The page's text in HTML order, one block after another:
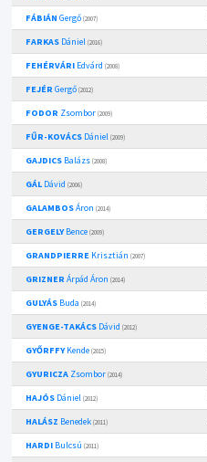
FÁBIÁN Gergő (2007)
FARKAS Dániel (2016)
FEHÉRVÁRIEdvárd (2008)
FEJÉR Gergő (2012)
FODOR Zsombor (2009)
FŰR-KOVÁCSDániel (2009)
GAJDICSBalázs (2008)
GÁLDávid (2006)
GALAMBOSÁron (2014)
GERGELYBence (2009)
GRANDPIERREKrisztián (2007)
GRIZNER Árpád Áron (2014)
GULYÁSBuda (2014)
GYENGE-TAKÁCSDávid (2012)
GYŐRFFYKende (2015)
GYURICZAZsombor (2014)
HAJÓSDániel (2012)
HALÁSZ Benedek (2011)
HARDIBulcsú (2011)